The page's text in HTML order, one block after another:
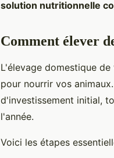
solution nutritionnelle
Comment élever
L'élevage domestique
pour nourrir vos
d'investissement initial,
l'année.
Voici les étapes